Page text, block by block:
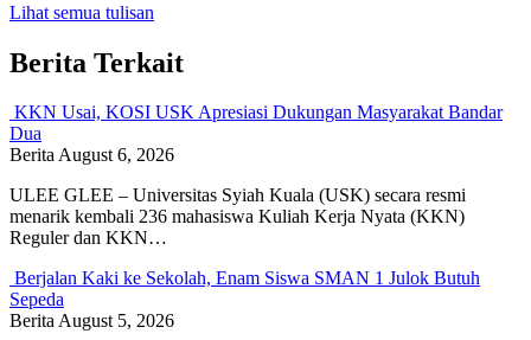
Lihat semua tulisan
Berita Terkait
KKN Usai, KOSI USK Apresiasi Dukungan Masyarakat Bandar
Dua
BeritaAugust 6, 2026
ULEE GLEE – Universitas Syiah Kuala (USK) secara resmi
menarik kembali 236 mahasiswa Kuliah Kerja Nyata (KKN)
Reguler dan KKN…
Berjalan Kaki ke Sekolah, Enam Siswa SMAN 1 Julok Butuh
Sepeda
BeritaAugust 5, 2026